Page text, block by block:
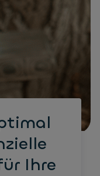
Ihre